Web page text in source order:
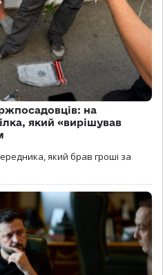
на
який «вирішував
який брав гроші за